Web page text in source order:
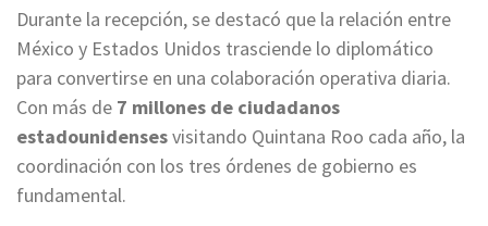
Durante la recepción, se destacó que la relación entre
México y Estados Unidos trasciende lo diplomático
para convertirse en una colaboración operativa diaria.
Con más de 7 millones de ciudadanos
estadounidensesvisitando Quintana Roo cada año, la
coordinación con los tres órdenes de gobierno es
fundamental.